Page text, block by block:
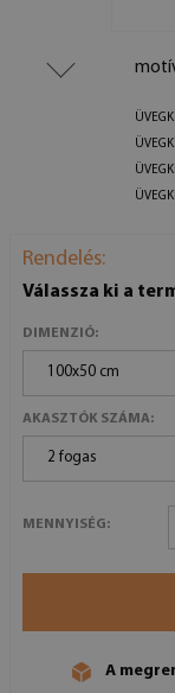
Rendelés:
Válassza ki a
DIMENZIÓ:
100x50 cm
AKASZTÓK SZÁMA:
2 fogas
MENNYISÉG:
A